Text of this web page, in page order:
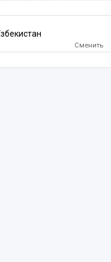
Сменить